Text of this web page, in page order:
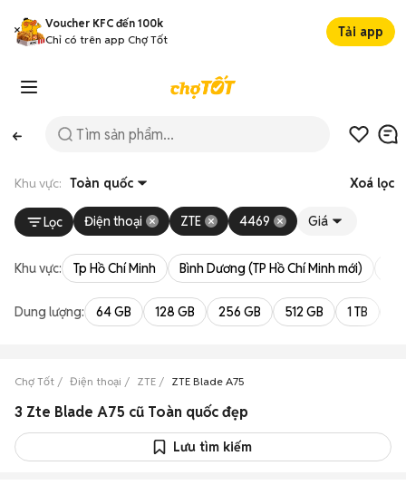
Voucher KFC đến 100k
Chỉ có trên app Chợ Tốt
Tải app
Khu vực: Toàn quốc Xoá lọc
Lọc Điện thoại ZTE 4469 Giá
Khu vực: Tp Hồ Chí Minh Bình Dương (TP Hồ Chí Minh mới)
Dung lượng: 64 GB 128 GB 256 GB 512 GB 1 TB
Chợ Tốt Điện thoại ZTE ZTE Blade A75
3 Zte Blade A75 cũ Toàn quốc đẹp
Lưu tìm kiếm